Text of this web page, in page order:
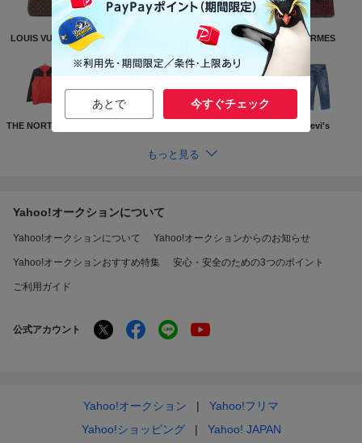
LOUIS VUITTON CHANEL HERMES
THE NORTH FACE Levi's
もっと見る
Yahoo!オークションについて
Yahoo!オークションについて Yahoo!オークションからのお知らせ
Yahoo!オークションおすすめ特集 安心・安全のための3つのポイント
ご利用ガイド
公式アカウント
Yahoo!オークション
Yahoo!フリマ
Yahoo!ショッピング
Yahoo! JAPAN
あとで 今すぐチェック